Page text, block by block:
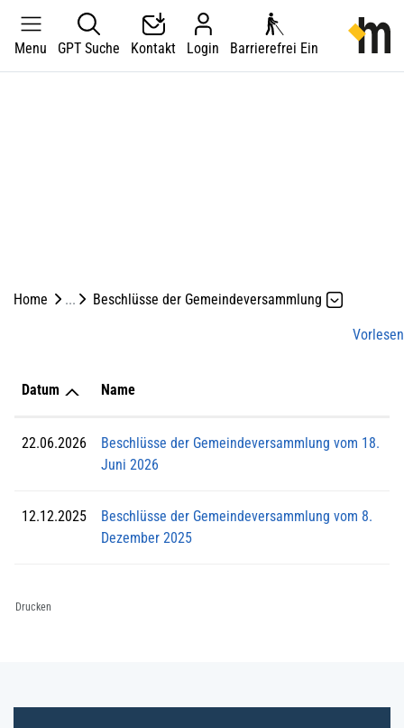
Kopfzeile
zur
Menu
GPT Suche Kontakt Login Barrierefrei Ein
Hauptnavigation
Home Beschlüsse der Gemeindeversammlung
Vorlesen
Datum Name
22.06.2026
Beschlüsse der Gemeindeversammlung vom 18.
Juni 2026
12.12.2025
Beschlüsse der Gemeindeversammlung vom 8.
Dezember 2025
Drucken